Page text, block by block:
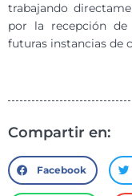
trabajando
por la recepción de
futuras instancias de
Compartir en:
Facebook